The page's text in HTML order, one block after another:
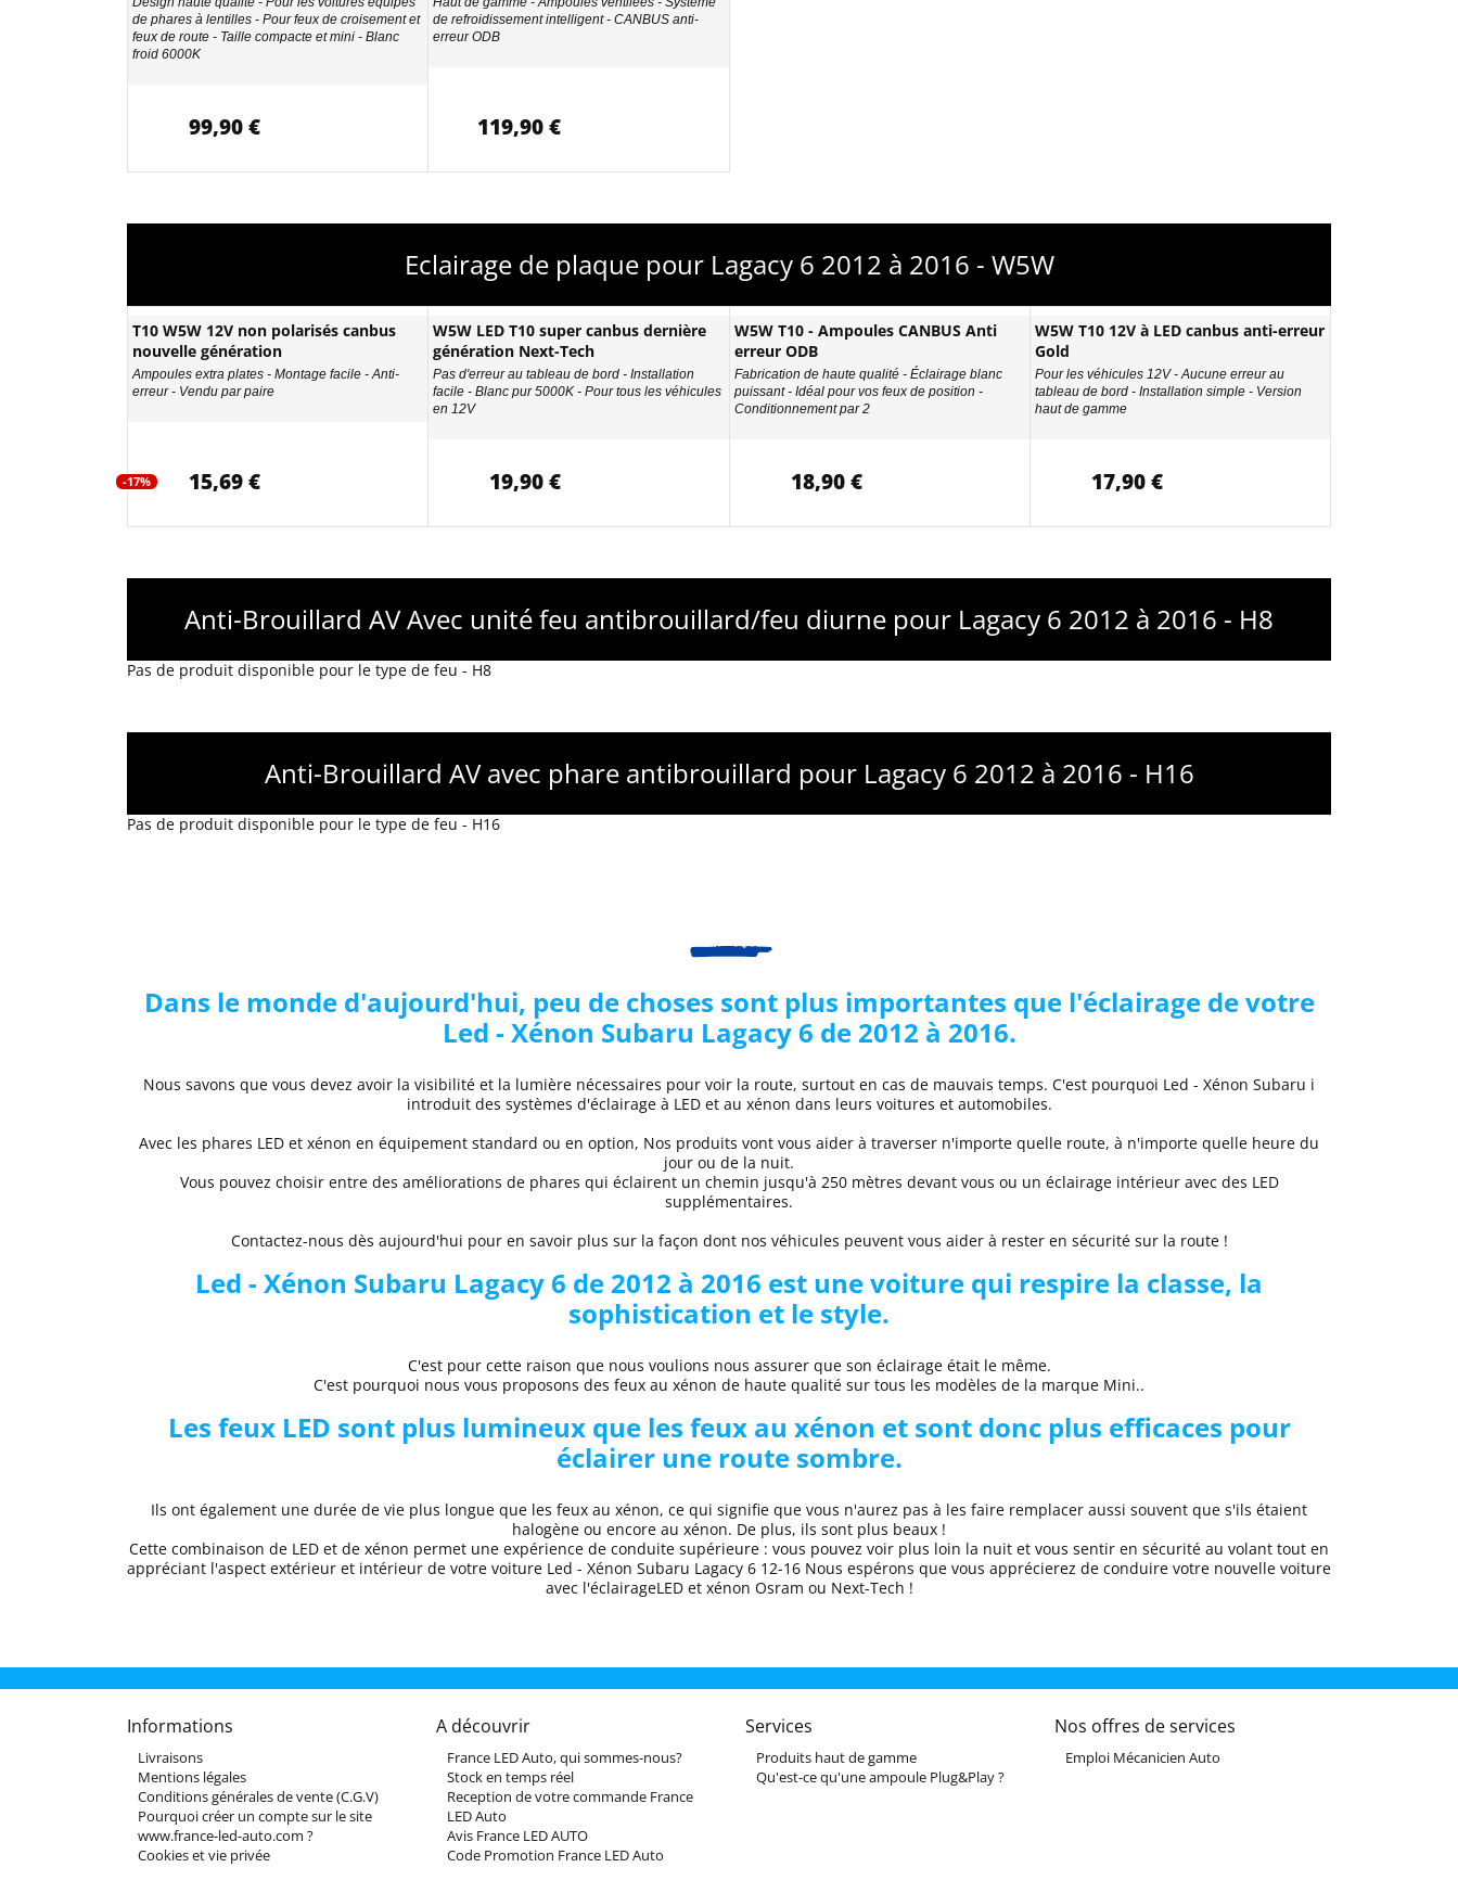
de phares à lentilles - Pour feux de croisement et
feux de route - Taille compacte et mini - Blanc
froid 6000K
99,90 €
de refroidissement intelligent - CANBUS anti-
erreur ODB
119,90 €
Eclairage de plaque pour Lagacy 6 2012 à 2016 - W5W
T10 W5W 12V non polarisés canbus
nouvelle génération
Ampoules extra plates - Montage facile - Anti-
erreur - Vendu par paire
-17% 15,69 €
W5W LED T10 super canbus dernière
génération Next-Tech
Pas d'erreur au tableau de bord - Installation
facile - Blanc pur 5000K - Pour tous les véhicules
en 12V
19,90 €
W5W T10 - Ampoules CANBUS Anti
erreur ODB
Fabrication de haute qualité - Éclairage blanc
puissant - Idéal pour vos feux de position -
Conditionnement par 2
18,90 €
W5W T10 12V à LED canbus anti-erreur
Gold
Pour les véhicules 12V - Aucune erreur au
tableau de bord - Installation simple - Version
haut de gamme
17,90 €
Anti-Brouillard AV Avec unité feu antibrouillard/feu diurne pour Lagacy 6 2012 à 2016 - H8
Pas de produit disponible pour le type de feu - H8
Anti-Brouillard AV avec phare antibrouillard pour Lagacy 6 2012 à 2016 - H16
Pas de produit disponible pour le type de feu - H16
Dans le monde d'aujourd'hui, peu de choses sont plus importantes que l'éclairage de votre
Led - Xénon Subaru Lagacy 6 de 2012 à 2016.
Nous savons que vous devez avoir la visibilité et la lumière nécessaires pour voir la route, surtout en cas de mauvais temps. C'est pourquoi Led - Xénon Subaru i
introduit des systèmes d'éclairage à LED et au xénon dans leurs voitures et automobiles.
Avec les phares LED et xénon en équipement standard ou en option, Nos produits vont vous aider à traverser n'importe quelle route, à n'importe quelle heure du
jour ou de la nuit.
Vous pouvez choisir entre des améliorations de phares qui éclairent un chemin jusqu'à 250 mètres devant vous ou un éclairage intérieur avec des LED
supplémentaires.
Contactez-nous dès aujourd'hui pour en savoir plus sur la façon dont nos véhicules peuvent vous aider à rester en sécurité sur la route !
Led - Xénon Subaru Lagacy 6 de 2012 à 2016 est une voiture qui respire la classe, la
sophistication et le style.
C'est pour cette raison que nous voulions nous assurer que son éclairage était le même.
C'est pourquoi nous vous proposons des feux au xénon de haute qualité sur tous les modèles de la marque Mini..
Les feux LED sont plus lumineux que les feux au xénon et sont donc plus efficaces pour
éclairer une route sombre.
Ils ont également une durée de vie plus longue que les feux au xénon, ce qui signifie que vous n'aurez pas à les faire remplacer aussi souvent que s'ils étaient
halogène ou encore au xénon. De plus, ils sont plus beaux !
Cette combinaison de LED et de xénon permet une expérience de conduite supérieure : vous pouvez voir plus loin la nuit et vous sentir en sécurité au volant tout en
appréciant l'aspect extérieur et intérieur de votre voiture Led - Xénon Subaru Lagacy 6 12-16 Nous espérons que vous apprécierez de conduire votre nouvelle voiture
avec l'éclairageLED et xénon Osram ou Next-Tech !
Informations
Livraisons
Mentions légales
Conditions générales de vente (C.G.V)
Pourquoi créer un compte sur le site
www.france-led-auto.com ?
Cookies et vie privée
A découvrir
France LED Auto, qui sommes-nous?
Stock en temps réel
Reception de votre commande France
LED Auto
Avis France LED AUTO
Code Promotion France LED Auto
Services
Produits haut de gamme
Qu'est-ce qu'une ampoule Plug&Play ?
Nos offres de services
Emploi Mécanicien Auto